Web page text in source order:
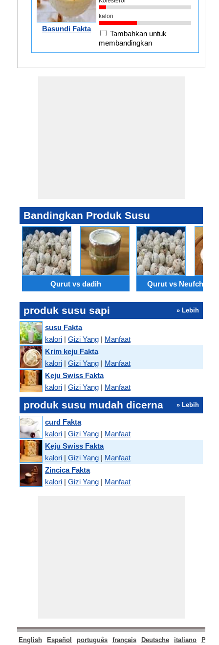
Basundi Fakta
kalori
Tambahkan untuk
membandingkan
Bandingkan Produk Susu
Qurut vs dadih Qurut vs Neufchatel
produk susu sapi » Lebih
susu Fakta
kalori | Gizi Yang | Manfaat
Krim keju Fakta
kalori | Gizi Yang | Manfaat
Keju Swiss Fakta
kalori | Gizi Yang | Manfaat
produk susu mudah dicerna » Lebih
curd Fakta
kalori | Gizi Yang | Manfaat
Keju Swiss Fakta
kalori | Gizi Yang | Manfaat
Zincica Fakta
kalori | Gizi Yang | Manfaat
English Español português français Deutsche italiano